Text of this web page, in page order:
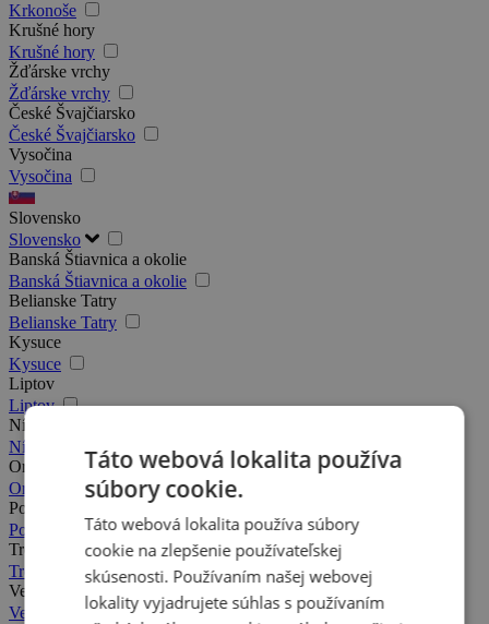
Krkonoše
Krušné hory
Krušné hory
Žďárske vrchy
Žďárske vrchy
České Švajčiarsko
České Švajčiarsko
Vysočina
Vysočina
Slovensko
Slovensko
Banská Štiavnica a okolie
Banská Štiavnica a okolie
Belianske Tatry
Belianske Tatry
Kysuce
Kysuce
Liptov
Liptov
Nízke Tatry
Nízke Tatry
Orava
Orava
Podhájska a okolie
Podhájska a okolie
Trenčín a okolie
Trenčín a okolie
Veľká Fatra
Veľká Fatra
Táto webová lokalita používa
súbory cookie.
Táto webová lokalita používa súbory
cookie na zlepšenie používateľskej
skúsenosti. Používaním našej webovej
lokality vyjadrujete súhlas s používaním